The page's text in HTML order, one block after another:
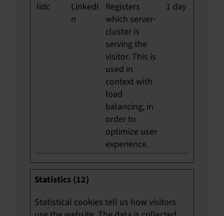
lidc
LinkedI
n
Registers
which server-
cluster is
serving the
visitor. This is
used in
context with
load
balancing, in
order to
optimize user
experience.
1 day
Statistics (12)
Statistical cookies tell us how visitors